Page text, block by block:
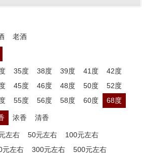
老酒
35度 38度 39度 41度
42度
45度 46度 48度 50度
52度
55度 56度 58度 60度 68度
浓香 清香
左右 50元左右
100元左右
元左右
300元左右
500元左右